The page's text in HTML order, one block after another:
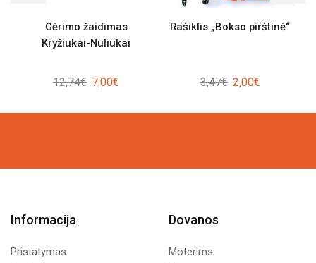
Gėrimo žaidimas
Kryžiukai-Nuliukai
12,74€ Original
was:
7,00€
is:
Rašiklis „Bokso pirštinė“
3,47€ Original
was:
2,00€Current
is:
Informacija
Pristatymas
Dovanos
Moterims